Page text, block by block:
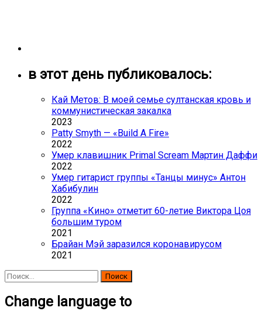
в этот день публиковалось:
Кай Метов: В моей семье султанская кровь и
коммунистическая закалка
2023
Patty Smyth — «Build A Fire»
2022
Умер клавишник Primal Scream Мартин Даффи
2022
Умер гитарист группы «Танцы минус» Антон
Хабибулин
2022
Группа «Кино» отметит 60-летие Виктора Цоя
большим туром
2021
Брайан Мэй заразился коронавирусом
2021
Найти:
Change language to